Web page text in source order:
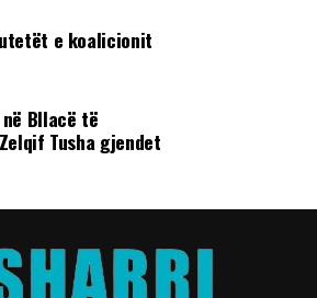
e koalicionit
Bllacë të
Tusha gjendet